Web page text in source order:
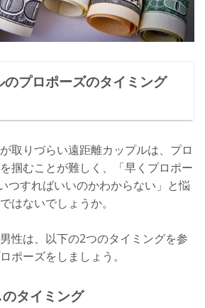
プロポーズのタイミング
取りづらい遠距離カップルは、プロ
掴むことが難しく、「早くプロポー
つすればいいのかわからない」と悩
はないでしょうか。
性は、以下の2つのタイミングを参
ポーズをしましょう。
タイミング